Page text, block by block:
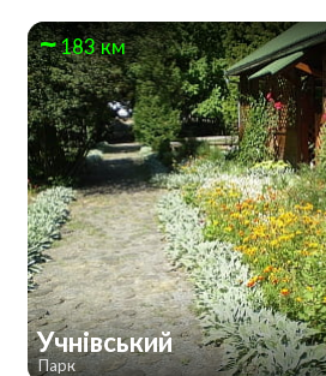
183 км
Учнівський
Парк